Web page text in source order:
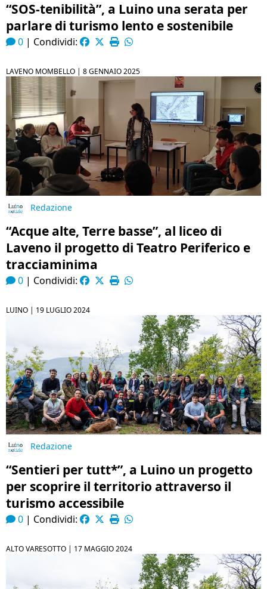
“SOS-tenibilità”, a Luino una serata per
parlare di turismo lento e sostenibile
0 | Condividi:
LAVENO MOMBELLO | 8 GENNAIO 2025
Redazione
“Acque alte, Terre basse”, al liceo di
Laveno il progetto di Teatro Periferico e
tracciaminima
0 | Condividi:
LUINO | 19 LUGLIO 2024
Redazione
“Sentieri per tutt*”, a Luino un progetto
per scoprire il territorio attraverso il
turismo accessibile
0 | Condividi:
ALTO VARESOTTO | 17 MAGGIO 2024